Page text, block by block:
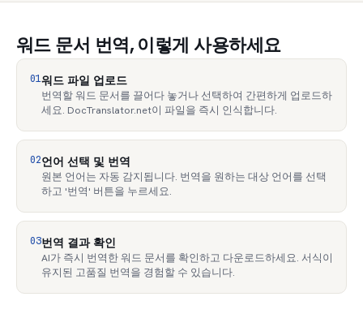
워드 문서 번역, 이렇게 사용하세요
01워드 파일 업로드
번역할 워드 문서를 끌어다 놓거나 선택하여 간편하게 업로드하
세요. DocTranslator.net이 파일을 즉시 인식합니다.
02언어 선택 및 번역
원본 언어는 자동 감지됩니다. 번역을 원하는 대상 언어를 선택
하고 '번역' 버튼을 누르세요.
03번역 결과 확인
AI가 즉시 번역한 워드 문서를 확인하고 다운로드하세요. 서식이
유지된 고품질 번역을 경험할 수 있습니다.